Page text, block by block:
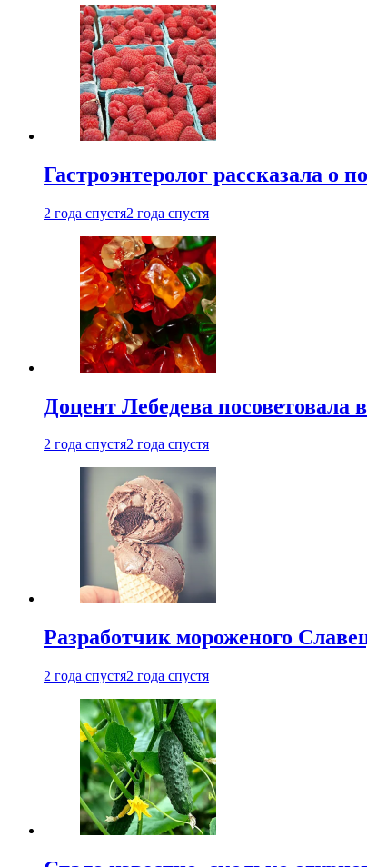
Гастроэнтеролог рассказала о
2 года спустя2 года спустя
Доцент Лебедева посоветовала
2 года спустя2 года спустя
Разработчик мороженого
2 года спустя2 года спустя